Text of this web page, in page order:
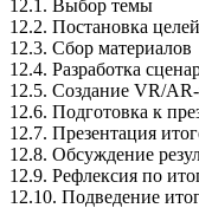
12.1. Выбор темы
12.2. Постановка
12.3. Сбор материалов
12.4. Разработка
12.5. Создание VR/AR-
12.6. Подготовка к
12.7. Презентация
12.8. Обсуждение
12.9. Рефлексия по
12.10. Подведение